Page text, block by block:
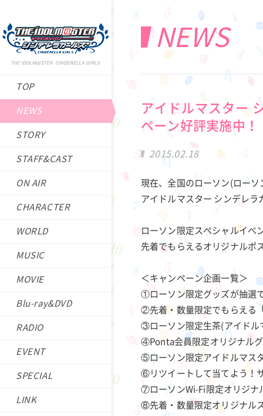
TOP
NEWS
STORY
STAFF&CAST
ON AIR
CHARACTER
WORLD
MUSIC
MOVIE
Blu-ray&DVD
RADIO
EVENT
SPECIAL
LINK
NEWS
アイドルマスター
ペーン好評実施中！
2015.02.18
現在、全国のローソン(ロー
アイドルマスター シンデレ
ローソン限定スペシャルイベ
先着でもらえるオリジナルポ
＜キャンペーン企画一覧＞
①ローソン限定グッズが抽選
②先着・数量限定でもらえる
③ローソン限定生茶(アイド
④Ponta会員限定オリジナル
⑤ローソン限定アイドルマス
⑥リツイートして当てよう！
⑦ローソンWi-Fi限定オリジナ
⑧先着・数量限定オリジナル